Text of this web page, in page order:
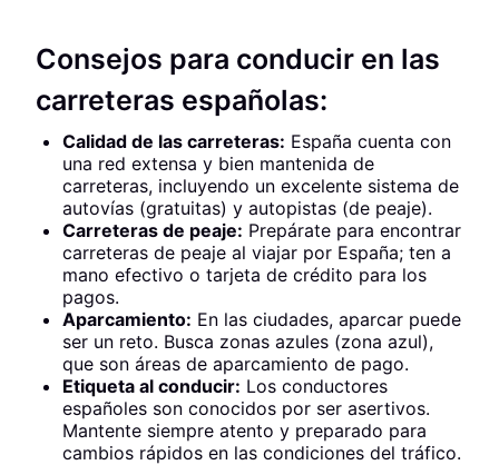
Consejos para conducir en las
carreteras españolas:
Calidad de las carreteras: España cuenta con
una red extensa y bien mantenida de
carreteras, incluyendo un excelente sistema de
autovías (gratuitas) y autopistas (de peaje).
Carreteras de peaje: Prepárate para encontrar
carreteras de peaje al viajar por España; ten a
mano efectivo o tarjeta de crédito para los
pagos.
Aparcamiento: En las ciudades, aparcar puede
ser un reto. Busca zonas azules (zona azul),
que son áreas de aparcamiento de pago.
Etiqueta al conducir: Los conductores
españoles son conocidos por ser asertivos.
Mantente siempre atento y preparado para
cambios rápidos en las condiciones del tráfico.